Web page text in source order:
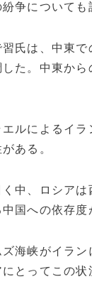
争についても
氏は、中東
た。中東か
ルによるイ
ある。
中、ロシア
国への依存度
海峡がイラ
とってこの